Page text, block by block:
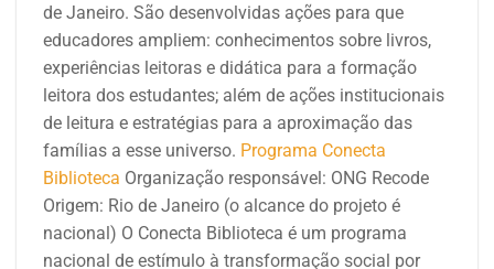
de Janeiro. São desenvolvidas ações para que
educadores ampliem: conhecimentos sobre livros,
experiências leitoras e didática para a formação
leitora dos estudantes; além de ações institucionais
de leitura e estratégias para a aproximação das
famílias a esse universo. Programa Conecta
Biblioteca Organização responsável: ONG Recode
Origem: Rio de Janeiro (o alcance do projeto é
nacional) O Conecta Biblioteca é um programa
nacional de estímulo à transformação social por